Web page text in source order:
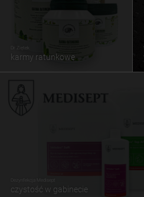
Dezynfekcja Medisept
czystość w gabinecie
Dr Ziętek
karmy ratunkowe